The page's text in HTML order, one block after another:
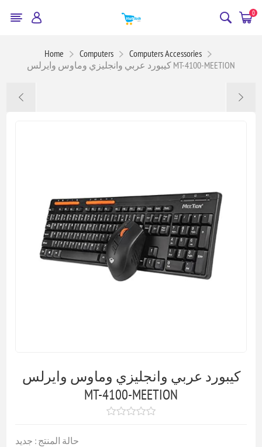
0
Home Computers
Computers Accessories
كيبورد عربي وانجليزي وماوس وايرلس MT-4100-MEETION
كيبورد عربي وانجليزي وماوس وايرلس
MT-4100-MEETION
حالة المنتج : جديد